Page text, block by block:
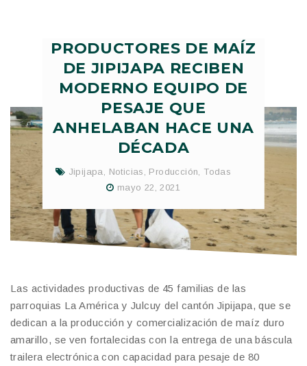
PRODUCTORES DE MAÍZ
DE JIPIJAPA RECIBEN
MODERNO EQUIPO DE
PESAJE QUE
ANHELABAN HACE UNA
DÉCADA
Jipijapa, Noticias , Producción, Todas
mayo 22, 2021
Las actividades productivas de 45 familias de las
parroquias La América y Julcuy del cantón Jipijapa, que se
dedican a la producción y comercialización de maíz duro
amarillo, se ven fortalecidas con la entrega de una báscula
trailera electrónica con capacidad para pesaje de 80